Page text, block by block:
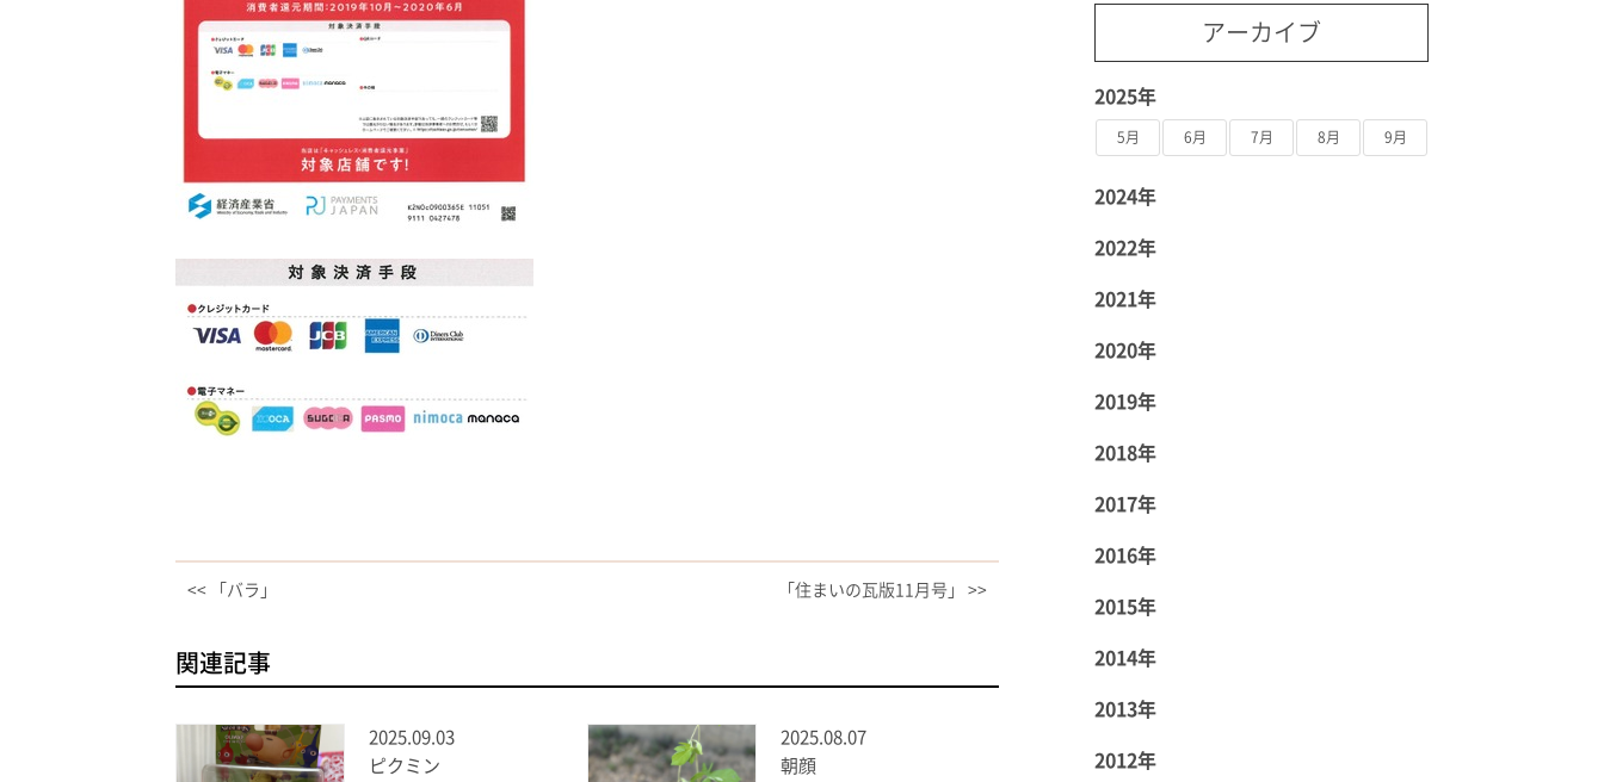
<< 「バラ」 「住まいの瓦版11月号」 >>
関連記事
2025.09.03
ピクミン
2025.08.07
朝顔
アーカイブ
2025年
5月 6月 7月 8月 9月
2024年
2022年
2021年
2020年
2019年
2018年
2017年
2016年
2015年
2014年
2013年
2012年